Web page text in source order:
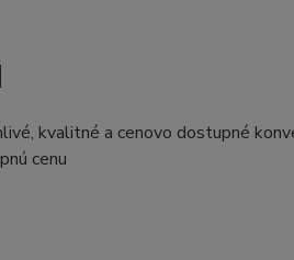
kvalitné a cenovo dostupné
cenu